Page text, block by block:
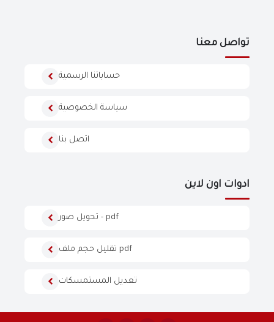
تواصل معنا
حساباتنا الرسمية
سياسة الخصوصية
اتصل بنا
ادوات اون لاين
تحويل صور - pdf
تقليل حجم ملف pdf
تعديل المستمسكات